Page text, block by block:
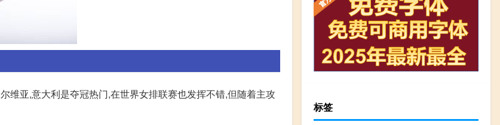
维亚,意大利是夺冠热门,在世界女排联赛也发挥不错,但随着主攻
标签